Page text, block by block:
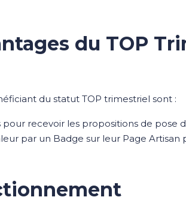
du TOP
du statut TOP trimestriel sont :
pour recevoir les propositions de pose
par un Badge sur leur Page Artisan